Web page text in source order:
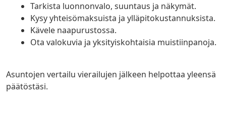
Tarkista luonnonvalo, suuntaus ja näkymät.
Kysy yhteisömaksuista ja ylläpitokustannuksista.
Kävele naapurustossa.
Ota valokuvia ja yksityiskohtaisia muistiinpanoja.
Asuntojen vertailu vierailujen jälkeen helpottaa yleensä
päätöstäsi.